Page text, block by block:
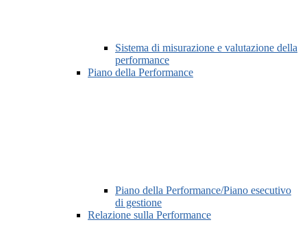
Sistema di misurazione e valutazione della
performance
Piano della Performance
Piano della Performance/Piano esecutivo
di gestione
Relazione sulla Performance